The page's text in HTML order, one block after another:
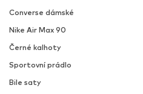
Converse dámské
Nike Air Max 90
Černé kalhoty
Sportovní prádlo
Bile saty